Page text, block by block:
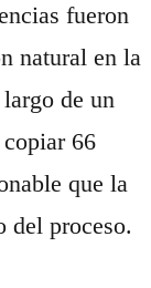
fueron
natural en la
de un
66
que la
del proceso.